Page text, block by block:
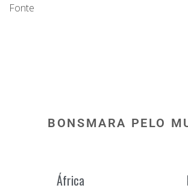
Fonte
BONSMARA PELO
África